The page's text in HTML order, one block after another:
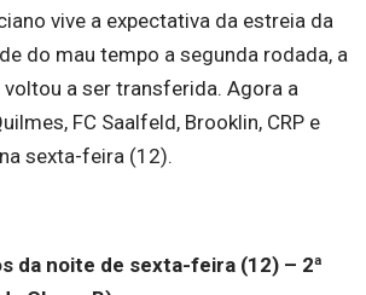
vive a expectativa da estreia da
do mau tempo a segunda rodada, a
voltou a ser transferida. Agora a
FC Saalfeld, Brooklin, CRP e
sexta-feira (12).
da noite de sexta-feira (12) – 2ª